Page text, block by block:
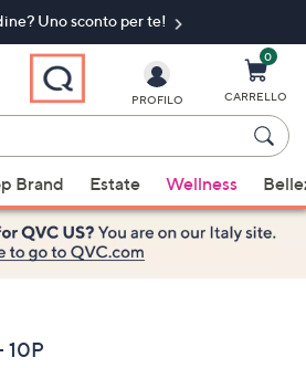
Uno sconto per te!​
PROFILO
0
CARRELLO
Brand Estate Wellness
10P